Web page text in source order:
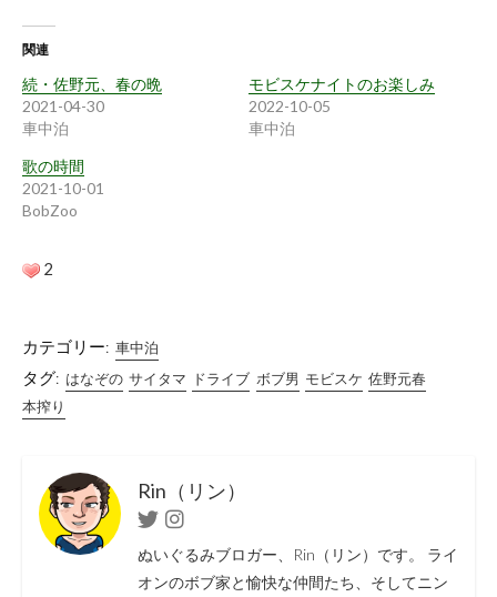
関連
続・佐野元、春の晩
2021-04-30
車中泊
モビスケナイトのお楽しみ
2022-10-05
車中泊
歌の時間
2021-10-01
BobZoo
2
カテゴリー: 車中泊
タグ: はなぞの サイタマ ドライブ ボブ男 モビスケ 佐野元春
本搾り
Rin（リン）
TwitterInstagram
ぬいぐるみブロガー、Rin（リン）です。 ライ
オンのボブ家と愉快な仲間たち、そしてニン